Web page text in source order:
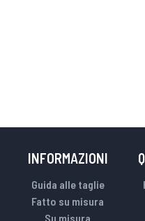
INFORMAZIONI
Guida alle taglie
Fatto su misura
Su misura